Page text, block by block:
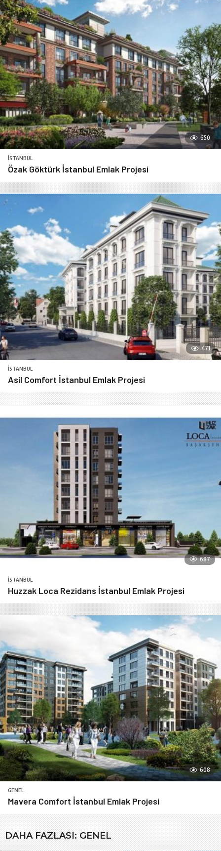
650
İSTANBUL
Özak Göktürk İstanbul Emlak Projesi
471
İSTANBUL
Asil Comfort İstanbul Emlak Projesi
687
İSTANBUL
Huzzak Loca Rezidans İstanbul Emlak Projesi
608
GENEL
Mavera Comfort İstanbul Emlak Projesi
DAHA FAZLASI:GENEL